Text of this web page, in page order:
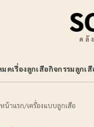
คลั
มดเรื่องลูกเสือกิจกรรมลูกเสื
หน้าแรก/เครื่องแบบลูกเสือ